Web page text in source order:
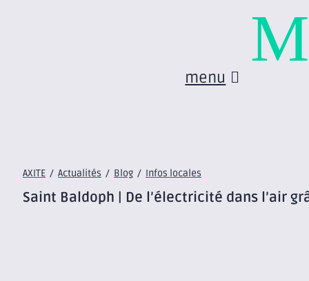
menu
AXITE / Actualités / Blog / Infos locales
Saint Baldoph | De l’électricité dans l’air
M